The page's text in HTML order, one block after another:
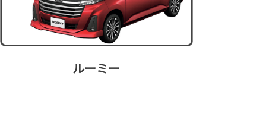
ルーミー